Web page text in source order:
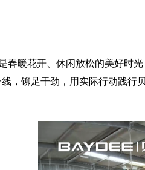
春暖花开、休闲放松的美好时
，铆足干劲，用实际行动践行